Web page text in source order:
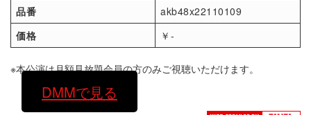
品番
akb48x22110109
価格
￥-
※本公演は月額見放題会員の方のみご視聴いただけます。
DMMで見る